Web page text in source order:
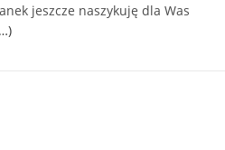
jeszcze naszykuję dla Was